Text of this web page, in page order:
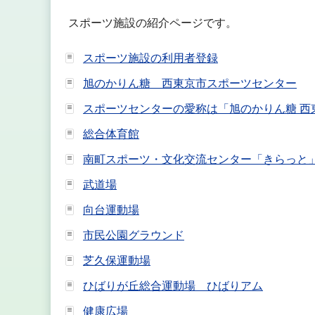
スポーツ施設の紹介ページです。
スポーツ施設の利用者登録
旭のかりん糖 西東京市スポーツセンター
スポーツセンターの愛称は「旭のかりん糖 西
総合体育館
南町スポーツ・文化交流センター「きらっと」
武道場
向台運動場
市民公園グラウンド
芝久保運動場
ひばりが丘総合運動場 ひばりアム
健康広場